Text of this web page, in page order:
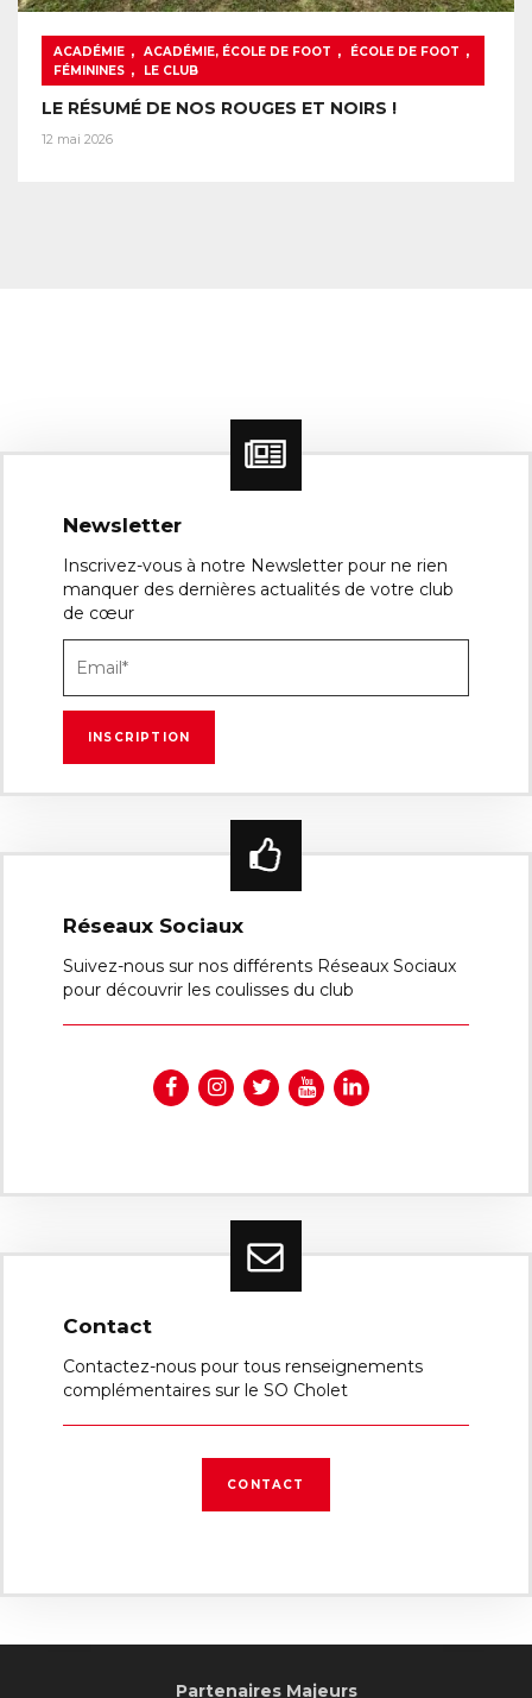
ACADÉMIE , ACADÉMIE, ÉCOLE DE FOOT , ÉCOLE DE FOOT ,
FÉMININES , LE CLUB
LE RÉSUMÉ DE NOS ROUGES ET NOIRS !
12 mai 2026
Newsletter
Inscrivez-vous à notre Newsletter pour ne rien
manquer des dernières actualités de votre club
de cœur
Réseaux Sociaux
Suivez-nous sur nos différents Réseaux Sociaux
pour découvrir les coulisses du club
Contact
Contactez-nous pour tous renseignements
complémentaires sur le SO Cholet
CONTACT
Partenaires Majeurs